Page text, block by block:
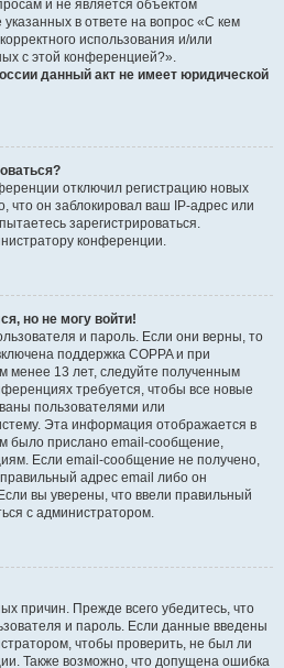
и не является объектом
в ответе на вопрос «С кем
использования и/или
с этой конференцией?».
данный акт не имеет юридической
отключил регистрацию новых
что он заблокировал ваш IP-адрес или
зарегистрироваться.
конференции.
но не могу войти!
и пароль. Если они верны, то
поддержка COPPA и при
менее 13 лет, следуйте полученным
требуется, чтобы все новые
пользователями или
Эта информация отображается в
было прислано email-сообщение,
Если email-сообщение не получено,
адрес email либо он
вы уверены, что ввели правильный
с администратором.
причин. Прежде всего убедитесь, что
и пароль. Если данные введены
чтобы проверить, не был ли
Также возможно, что допущена ошибка